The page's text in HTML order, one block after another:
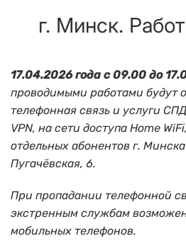
г. Минск.
17.04.2026 года с 09.00 до
проводимыми работами будут
телефонная связь и услуги
VPN, на сети доступа Home
отдельных абонентов г.
Пугачёвская, 6.
При пропадании телефонной
экстренным службам
мобильных телефонов.